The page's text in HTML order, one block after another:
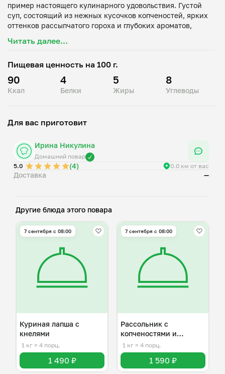
пример настоящего кулинарного удовольствия. Густой
суп, состоящий из нежных кусочков копченостей, ярких
оттенков рассыпчатого гороха и глубоких ароматов,
бульона.
превратив обычный прием пищи в маленькое
путешествие в мир прекрасного вкуса.
Состав: копчёности (рёбра свиные копчёные, курица
Читать далее...
Пищевая ценность на 100 г.
90
Ккал
4
Белки
5
Жиры
8
Углеводы
Для вас приготовит
Ирина Никулина
Домашний повар
5.0
(4) 0.0 км от вас
Доставка —
Другие блюда этого повара
7 сентября с 08:00
Куриная лапша с
кнелями
1 кг ≈ 4 порц.
1 490 ₽
7 сентября с 08:00
Рассольник с
копченостями и
булгуром
1 кг ≈ 4 порц.
1 590 ₽